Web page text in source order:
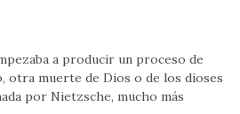
a producir un proceso de
otra muerte de Dios o de los dioses
por Nietzsche, mucho más